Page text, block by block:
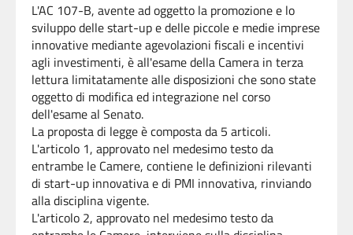
L'AC 107-B, avente ad oggetto la promozione e lo
sviluppo delle start-up e delle piccole e medie imprese
innovative mediante agevolazioni fiscali e incentivi
agli investimenti, è all'esame della Camera in terza
lettura limitatamente alle disposizioni che sono state
oggetto di modifica ed integrazione nel corso
dell'esame al Senato.
La proposta di legge è composta da 5 articoli.
L'articolo 1, approvato nel medesimo testo da
entrambe le Camere, contiene le definizioni rilevanti
di start-up innovativa e di PMI innovativa, rinviando
alla disciplina vigente.
L'articolo 2, approvato nel medesimo testo da